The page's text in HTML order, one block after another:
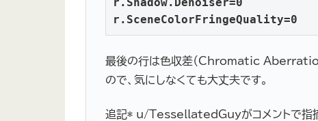
r.SceneColorFringeQuality=0
最後の行は色収差（Chromatic Aberration
ので、気にしなくても大丈夫です。
追記* u/TessellatedGuyがコメントで指